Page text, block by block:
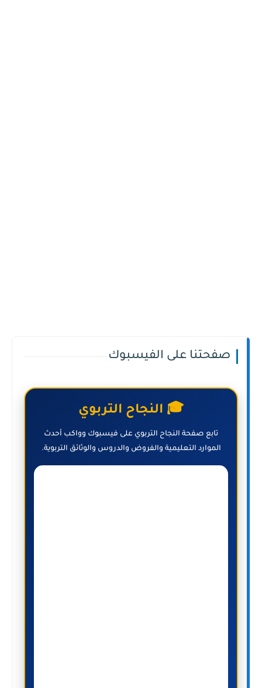
صفحتنا على الفيسبوك
🎓 النجاح التربوي
تابع صفحة النجاح التربوي على فيسبوك وواكب أحدث
الموارد التعليمية والفروض والدروس والوثائق التربوية.